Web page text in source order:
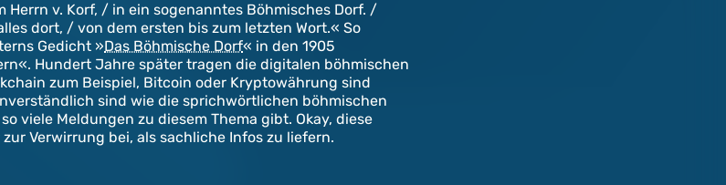
Herrn v. Korf, / in ein sogenanntes Böhmisches Dorf. /
dort, / von dem ersten bis zum letzten Wort.« So
Gedicht »Das Böhmische Dorf« in den 1905
Hundert Jahre später tragen die digitalen böhmischen
zum Beispiel, Bitcoin oder Kryptowährung sind
sind wie die sprichwörtlichen böhmischen
viele Meldungen zu diesem Thema gibt. Okay, diese
Verwirrung bei, als sachliche Infos zu liefern.